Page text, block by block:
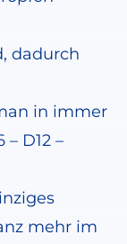
dadurch
in immer
D12 –
mehr im